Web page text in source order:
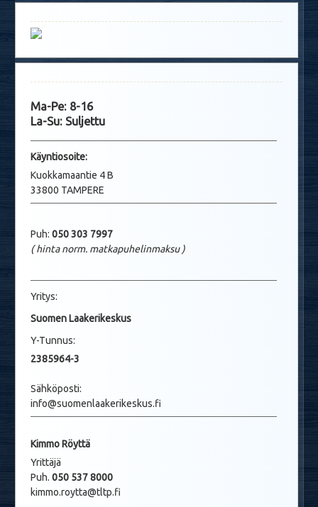
Ma-Pe: 8-16
La-Su: Suljettu
Käyntiosoite:
Kuokkamaantie 4 B
33800 TAMPERE
Puh: 050 303 7997
( hinta norm. matkapuhelinmaksu)
Yritys:
Suomen Laakerikeskus
Y-Tunnus:
2385964-3
Sähköposti:
info@suomenlaakerikeskus.fi
Kimmo Röyttä
Yrittäjä
Puh. 050 537 8000
kimmo.roytta@tltp.fi